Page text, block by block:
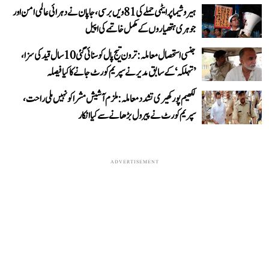
ہیروشیما پر ایٹمی حملے کی 81ویں برسی، جاپان نے دہرائی عالمی امن اور
جوہری ہتھیاروں کے مکمل خاتمے کی اپیل
جنسی استحصال معاملہ: ترون تیج پال کو سنائی گئی 10 سال قید کی سزا،
’تہلکہ‘ کے سابق مدیر نے سپریم کورٹ جانے کا کیا فیصلہ
لکھیم پور کھیری تشدد معاملہ: ملزم آشیش مشرا کو نہیں ملی راحت،
سپریم کورٹ نے پیرول بڑھانے سے کیا انکار
ADVERTISEMENT